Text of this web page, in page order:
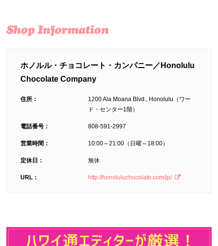
ホノルル・チョコレート・カンパニー／Honolulu
Chocolate Company
住所：
1200 Ala Moana Blvd., Honolulu（ワー
ド・センター1階）
電話番号： 808-591-2997
営業時間： 10:00～21:00（日曜～18:00）
定休日： 無休
URL： http://honoluluchocolate.com/jp/